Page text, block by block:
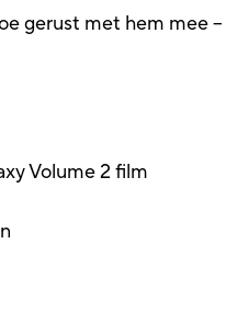
gerust met hem mee
Volume 2 film